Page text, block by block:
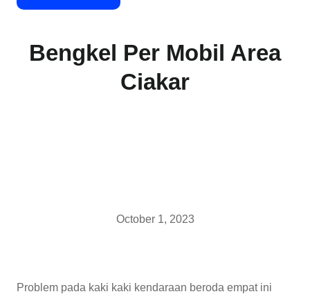
Bengkel Per Mobil Area
Ciakar
October 1, 2023
Problem pada kaki kaki kendaraan beroda empat ini